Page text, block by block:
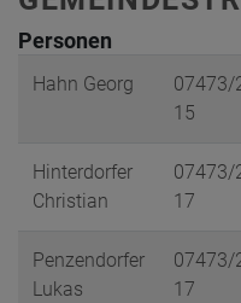
Personen
Hahn Georg
07473/
15
Hinterdorfer
Christian
07473/
17
Penzendorfer
Lukas
07473/
17